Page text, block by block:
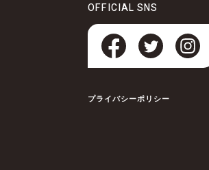
OFFICIAL SNS
プライバシーポリシー